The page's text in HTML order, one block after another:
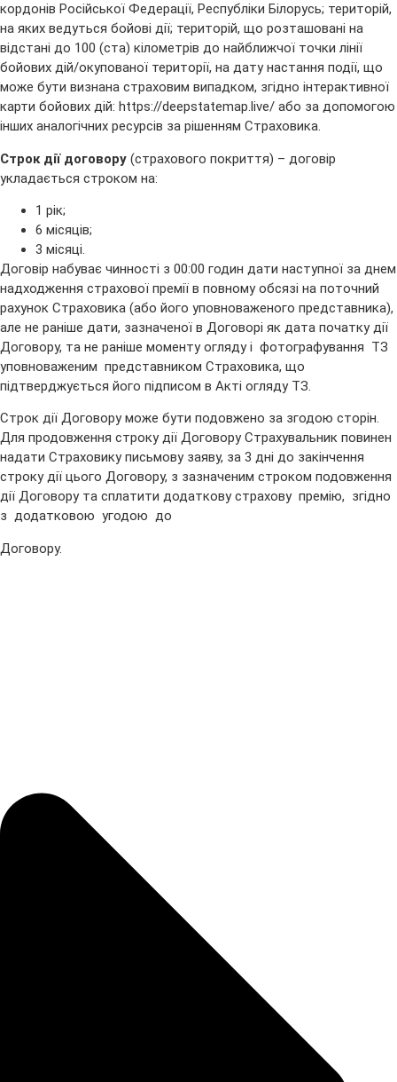
кордонів Російської Федерації, Республіки Білорусь; територій,
на яких ведуться бойові дії; територій, що розташовані на
відстані до 100 (ста) кілометрів до найближчої точки лінії
бойових дій/окупованої території, на дату настання події, що
може бути визнана страховим випадком, згідно інтерактивної
карти бойових дій: https://deepstatemap.live/ або за допомогою
інших аналогічних ресурсів за рішенням Страховика.
Строк дії договору (страхового покриття) – договір
укладається строком на:
1 рік;
6 місяців;
3 місяці.
Договір набуває чинності з 00:00 годин дати наступної за днем
надходження страхової премії в повному обсязі на поточний
рахунок Страховика (або його уповноваженого представника),
але не раніше дати, зазначеної в Договорі як дата початку дії
Договору, та не раніше моменту огляду і фотографування ТЗ
уповноваженим представником Страховика, що
підтверджується його підписом в Акті огляду ТЗ.
Строк дії Договору може бути подовжено за згодою сторін.
Для продовження строку дії Договору Страхувальник повинен
надати Страховику письмову заяву, за 3 дні до закінчення
строку дії цього Договору, з зазначеним строком подовження
дії Договору та сплатити додаткову страхову премію, згідно
з додатковою угодою до
Договору.